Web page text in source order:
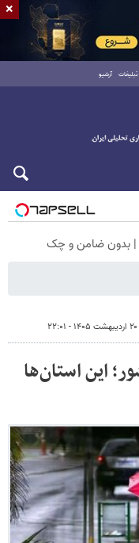
تبلیغات آرشیو
۲۰ اردیبهشت ۱۴۰۵ - ۲۲:۰۱
این استان‌ها
×